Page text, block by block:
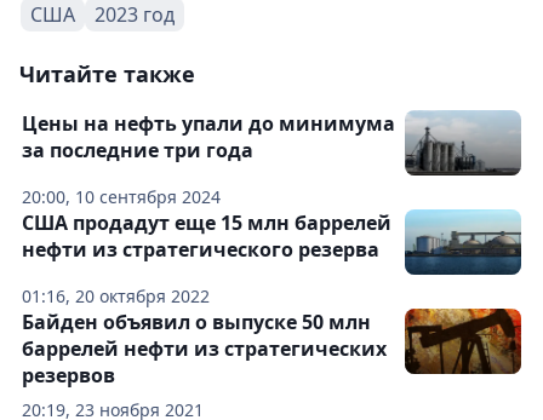
США 2023 год
Читайте также
20:00, 10 сентября 2024
Цены на нефть упали до минимума
за последние три года
01:16, 20 октября 2022
США продадут еще 15 млн баррелей
нефти из стратегического резерва
20:19, 23 ноября 2021
Байден объявил о выпуске 50 млн
баррелей нефти из стратегических
резервов